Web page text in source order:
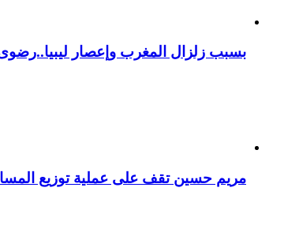
بسبب زلزال المغرب وإعصار ليبيا..رضوى
مريم حسين تقف على عملية توزيع